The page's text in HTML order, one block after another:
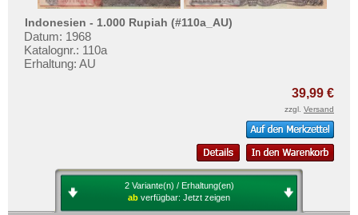
Philippinen
Portugiesisch Indien
Saudi Arabien
Syrien
Indonesien - 1.000 Rupiah (#110a_AU)
Datum: 1968
Katalognr.: 110a
Erhaltung: AU
39,99 €
zzgl. Versand
2 Variante(n) / Erhaltung(en)
ab verfügbar: Jetzt zeigen